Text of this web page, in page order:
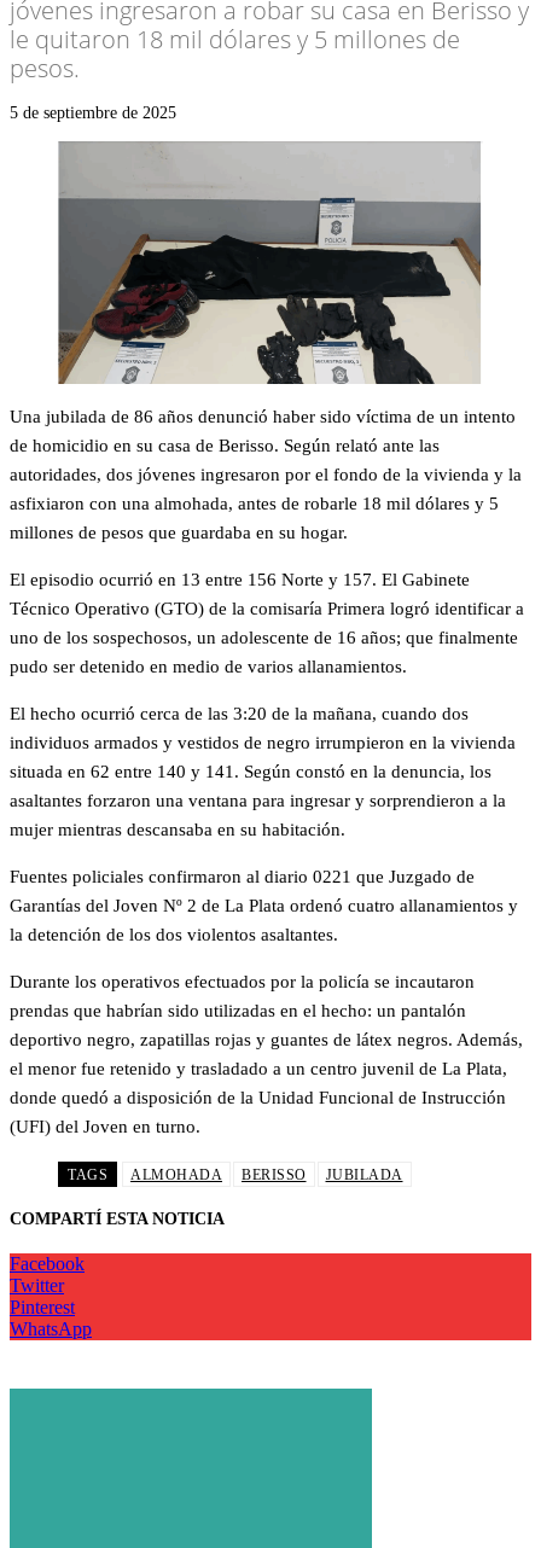
jóvenes ingresaron a robar su casa en Berisso y
le quitaron 18 mil dólares y 5 millones de
pesos.
5 de septiembre de 2025
Una jubilada de 86 años denunció haber sido víctima de un intento
de homicidio en su casa de Berisso. Según relató ante las
autoridades, dos jóvenes ingresaron por el fondo de la vivienda y la
asfixiaron con una almohada, antes de robarle 18 mil dólares y 5
millones de pesos que guardaba en su hogar.
El episodio ocurrió en 13 entre 156 Norte y 157. El Gabinete
Técnico Operativo (GTO) de la comisaría Primera logró identificar a
uno de los sospechosos, un adolescente de 16 años; que finalmente
pudo ser detenido en medio de varios allanamientos.
El hecho ocurrió cerca de las 3:20 de la mañana, cuando dos
individuos armados y vestidos de negro irrumpieron en la vivienda
situada en 62 entre 140 y 141. Según constó en la denuncia, los
asaltantes forzaron una ventana para ingresar y sorprendieron a la
mujer mientras descansaba en su habitación.
Fuentes policiales confirmaron al diario 0221 que Juzgado de
Garantías del Joven Nº 2 de La Plata ordenó cuatro allanamientos y
la detención de los dos violentos asaltantes.
Durante los operativos efectuados por la policía se incautaron
prendas que habrían sido utilizadas en el hecho: un pantalón
deportivo negro, zapatillas rojas y guantes de látex negros. Además,
el menor fue retenido y trasladado a un centro juvenil de La Plata,
donde quedó a disposición de la Unidad Funcional de Instrucción
(UFI) del Joven en turno.
TAGS ALMOHADA BERISSO JUBILADA
COMPARTÍ ESTA NOTICIA
Facebook
Twitter
Pinterest
WhatsApp